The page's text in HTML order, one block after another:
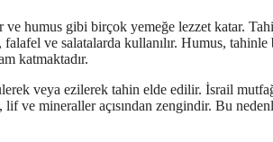
humus gibi birçok yemeğe lezzet katar.
ve salatalarda kullanılır. Humus,
katmaktadır.
veya ezilerek tahin elde edilir. İsrail
ve mineraller açısından zengindir. Bu